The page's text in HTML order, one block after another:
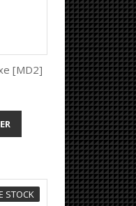
[MD2]
STOCK